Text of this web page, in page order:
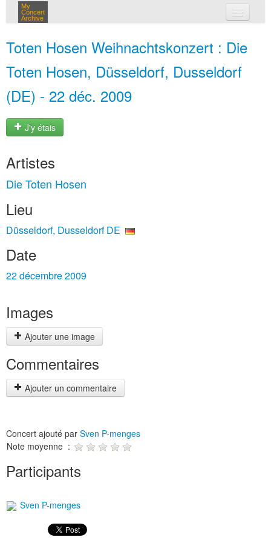
My
Concert
Archive
Toten Hosen Weihnachtskonzert : Die
Toten Hosen, Düsseldorf, Dusseldorf
(DE) - 22 déc. 2009
J'y étais
Artistes
Die Toten Hosen
Lieu
Düsseldorf, Dusseldorf DE
Date
22 décembre 2009
Images
Ajouter une image
Commentaires
Ajouter un commentaire
Concert ajouté par Sven P-menges
Note moyenne :
Participants
Sven P-menges